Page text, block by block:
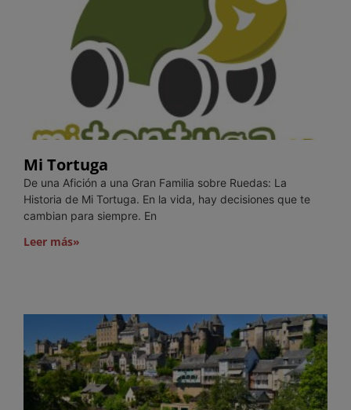
Mi Tortuga
De una Afición a una Gran Familia sobre Ruedas: La
Historia de Mi Tortuga. En la vida, hay decisiones que te
cambian para siempre. En
Leer más»